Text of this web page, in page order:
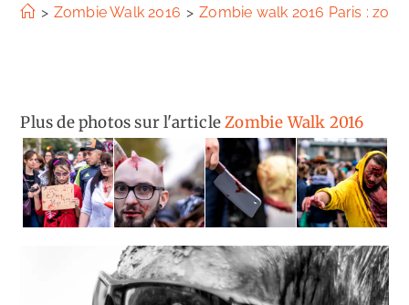
> Zombie Walk 2016 > Zombie walk 2016 Paris :
Plus de photos sur l'articleZombie Walk 2016